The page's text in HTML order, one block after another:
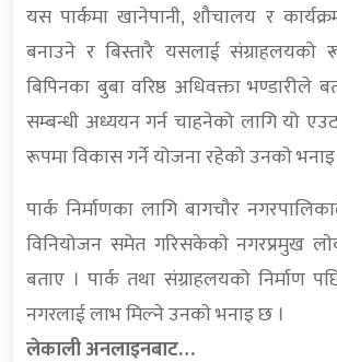
यस पार्कमा खानेपानी, शौचालय र
बनाउने र बिस्तारै यसलाई संग्राहलयको
बिपिनका बुबा वरिष्ठ अधिवक्ता भण्डारीले
सम्बन्धी अध्ययन गर्न चाहनेको लागि यो
रूपमा विकास गर्ने योजना रहेको उनकाे
पार्क निर्माणका लागि बागचौर
विनियोजन समेत गरिसकेकाे नगरप्रमुख
बताए । पार्क तथा संग्राहलयको निर्माण
नगरलाई लाभ मिल्ने उनकाे भनाइ छ ।
लेकाली अनलाइनबाट…